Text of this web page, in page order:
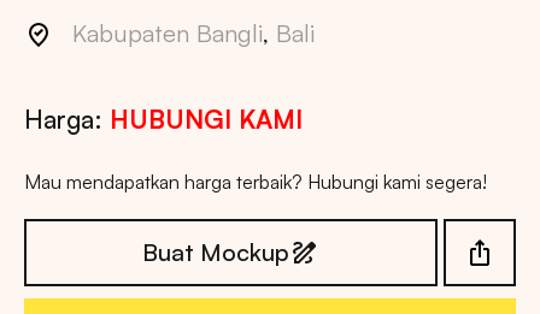
Kabupaten Bangli, Bali
Harga: HUBUNGI KAMI
Mau mendapatkan harga terbaik? Hubungi kami segera!
Buat Mockup